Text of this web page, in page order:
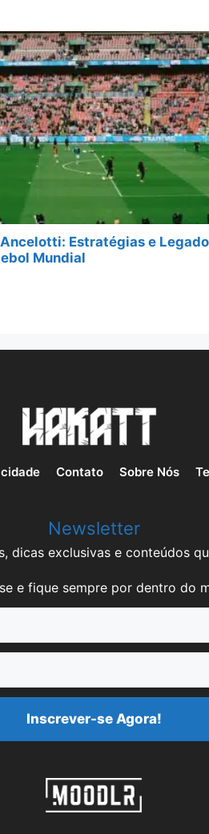
Estratégias e Legado
Mundial
Contato Sobre Nós
Newsletter
dicas exclusivas e conteúdos
e fique sempre por dentro do
Inscrever-se Agora!